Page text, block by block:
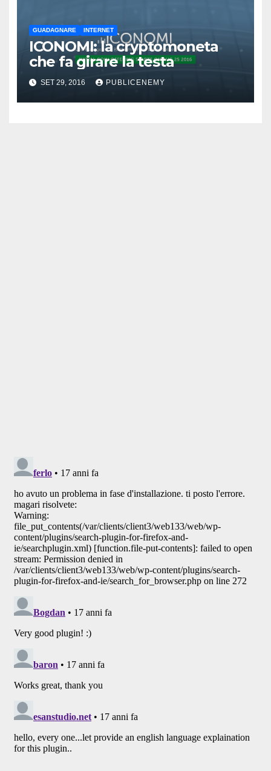
GUADAGNARE INTERNET
ICONOMI: la cryptomoneta
che fa girare la testa
SET 29, 2016 PUBLICENEMY